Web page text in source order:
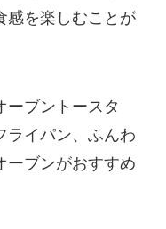
感を楽しむことが
ーブントースタ
ライパン、ふんわ
ーブンがおすすめ